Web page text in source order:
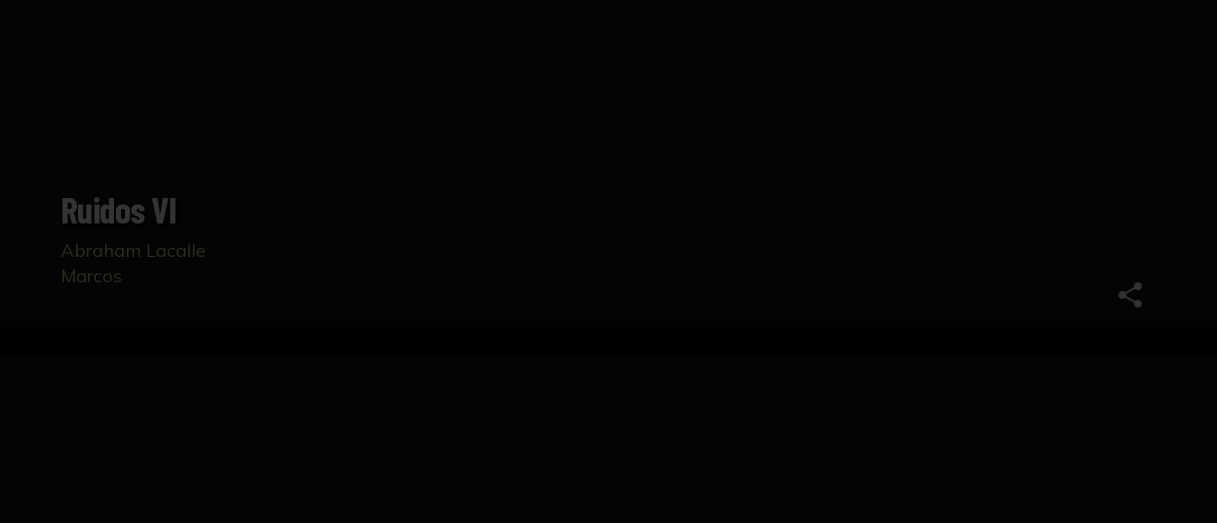
Ruidos VI
Abraham Lacalle
Marcos